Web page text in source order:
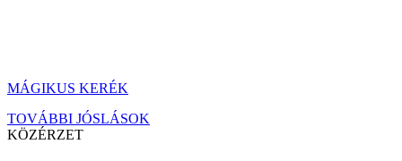
MÁGIKUS KERÉK
TOVÁBBI JÓSLÁSOK
KÖZÉRZET